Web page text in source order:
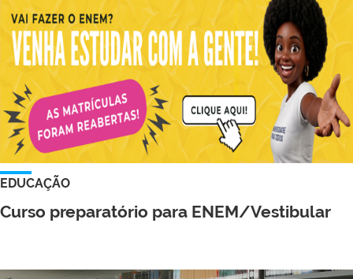
EDUCAÇÃO
Curso preparatório para ENEM/Vestibular